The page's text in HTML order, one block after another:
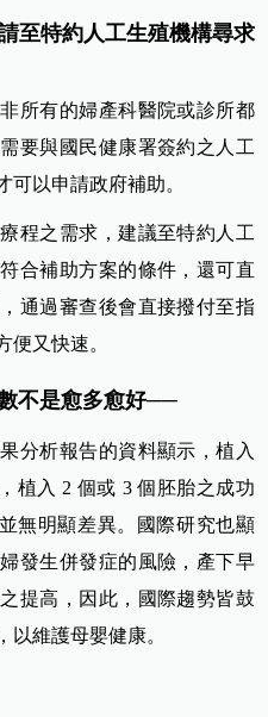
至特約人工生殖機構尋求
所有的婦產科醫院或診所都
要與國民健康署簽約之人工
可以申請政府補助。
程之需求，建議至特約人工
合補助方案的條件，還可直
通過審查後會直接撥付至指
便又快速。
不是愈多愈好──
分析報告的資料顯示，植入
植入 2 個或 3 個胚胎之成功
無明顯差異。國際研究也顯
發生併發症的風險，產下早
提高，因此，國際趨勢皆鼓
以維護母嬰健康。